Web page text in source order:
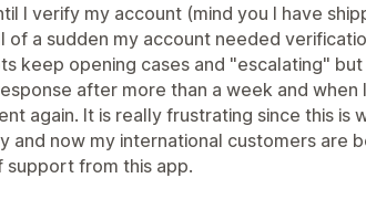
I verify my account (mind you I have
of a sudden my account needed
keep opening cases and "escalating"
after more than a week and when
again. It is really frustrating since this is
and now my international customers are
support from this app.